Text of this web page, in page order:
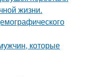
жизни.
которые